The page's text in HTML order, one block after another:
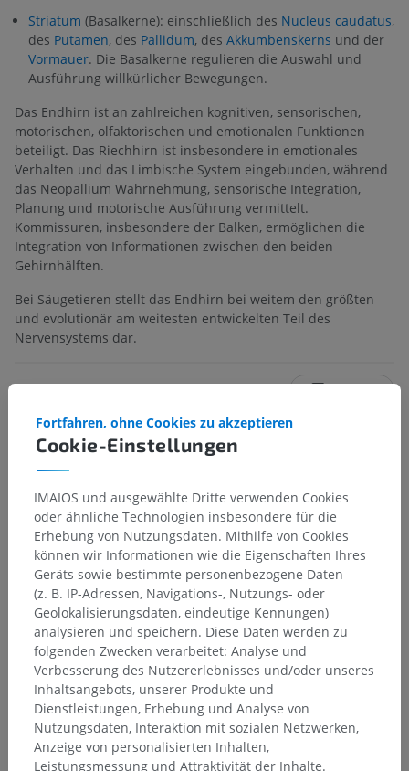
Striatum (Basalkerne): einschließlich des Nucleus caudatus,
des Putamen, des Pallidum, des Akkumbenskerns und der
Vormauer. Die Basalkerne regulieren die Auswahl und
Ausführung willkürlicher Bewegungen.
Das Endhirn ist an zahlreichen kognitiven, sensorischen,
motorischen, olfaktorischen und emotionalen Funktionen
beteiligt. Das Riechhirn ist insbesondere in emotionales
Verhalten und das Limbische System eingebunden, während
das Neopallium Wahrnehmung, sensorische Integration,
Planung und motorische Ausführung vermittelt.
Kommissuren, insbesondere der Balken, ermöglichen die
Integration von Informationen zwischen den beiden
Gehirnhälften.
Bei Säugetieren stellt das Endhirn bei weitem den größten
und evolutionär am weitesten entwickelten Teil des
Nervensystems dar.
Barone R, Bortolami R. Anatomie comparée des mammifères
domestiques, Tome 6, Neurologie I, Vigot, Paris, 2004.
Evans HE, de Lahunta A. Miller’s anatomy of the dog, 4th edition,
Elsevier Saunders, St Louis, 2012.
Galerie
Cookie-Einstellungen
Fortfahren, ohne Cookies zu akzeptieren
IMAIOS und ausgewählte Dritte verwenden Cookies
oder ähnliche Technologien insbesondere für die
Erhebung von Nutzungsdaten. Mithilfe von Cookies
können wir Informationen wie die Eigenschaften Ihres
Geräts sowie bestimmte personenbezogene Daten
(z. B. IP-Adressen, Navigations-, Nutzungs- oder
Geolokalisierungsdaten, eindeutige Kennungen)
analysieren und speichern. Diese Daten werden zu
folgenden Zwecken verarbeitet: Analyse und
Verbesserung des Nutzererlebnisses und/oder unseres
Inhaltsangebots, unserer Produkte und
Dienstleistungen, Erhebung und Analyse von
Nutzungsdaten, Interaktion mit sozialen Netzwerken,
Anzeige von personalisierten Inhalten,
Leistungsmessung und Attraktivität der Inhalte.